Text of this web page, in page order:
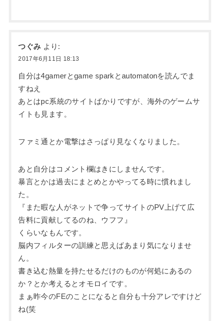
つぐみ より:
2017年6月11日 18:13
自分は4gamerとgame sparkとautomatonを読んでま
すねえ
あとはpc系統のサイトばかりですが、海外のゲームサ
イトも見ます。
ファミ通とか電撃はさっぱり見なくなりました。
あと自分はコメント欄はきにしませんです。
暴言とかは過去にまとめとかやってる時に慣れまし
た。
『また暇な人がネットで争ってサイトのPV上げて広
告料に貢献してるのね、ウフフ』
くらいなもんです。
脳内フィルターの訓練と思えばあまり気になりませ
ん。
書き込む熱量を持たせるだけのものが何処にあるの
か？とか考えるとオモロイです。
まぁ昨今のFEのことになると自分も十分アレですけど
ね(笑